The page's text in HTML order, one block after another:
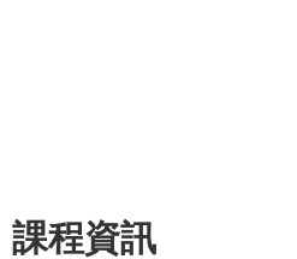
校友學習經驗分享
專員/助教
學習地圖
課程資訊